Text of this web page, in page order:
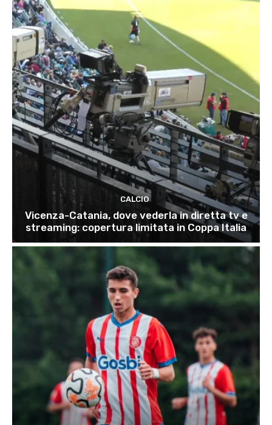
CALCIO
Vicenza-Catania, dove vederla in diretta tv e
streaming: copertura limitata in Coppa Italia